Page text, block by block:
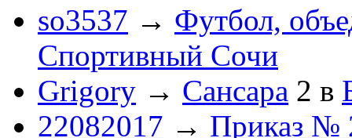
so3537 → Футбол,
Спортивный Сочи
Grigory → Сансара 2 в
22082017 → Приказ №